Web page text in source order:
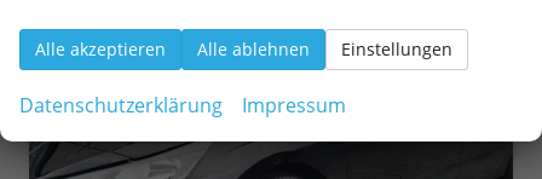
Alle akzeptieren Alle ablehnen Einstellungen
Datenschutzerklärung Impressum